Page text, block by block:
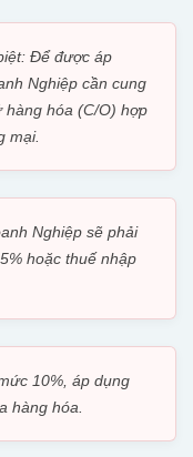
Để được áp
Nghiệp cần cung
hóa (C/O) hợp
mại.
Nghiệp sẽ phải
hoặc thuế nhập
10%, áp dụng
hàng hóa.